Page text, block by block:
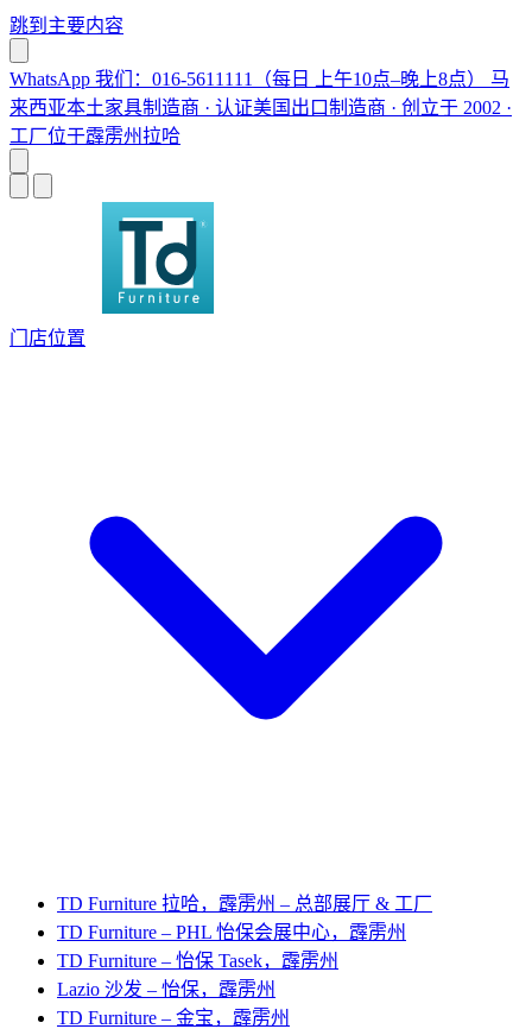
跳到主要内容
WhatsApp 我们：016-5611111（每日 上午10点–晚上8点） 马
来西亚本土家具制造商 · 认证美国出口制造商 · 创立于 2002 ·
工厂位于霹雳州拉哈
门店位置
TD Furniture 拉哈，霹雳州 – 总部展厅 & 工厂
TD Furniture – PHL 怡保会展中心，霹雳州
TD Furniture – 怡保 Tasek，霹雳州
Lazio 沙发 – 怡保，霹雳州
TD Furniture – 金宝，霹雳州